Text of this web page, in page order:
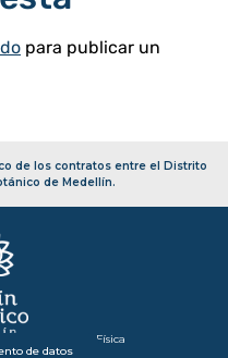
Infraestructura Física
de datos